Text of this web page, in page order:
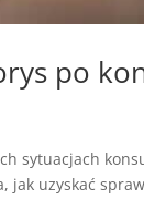
po
sytuacjach
jak uzyskać